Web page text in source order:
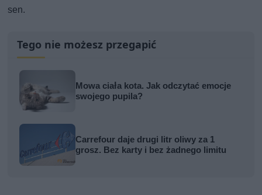
sen.
Tego nie możesz przegapić
Mowa ciała kota. Jak odczytać emocje
swojego pupila?
Carrefour daje drugi litr oliwy za 1
grosz. Bez karty i bez żadnego limitu